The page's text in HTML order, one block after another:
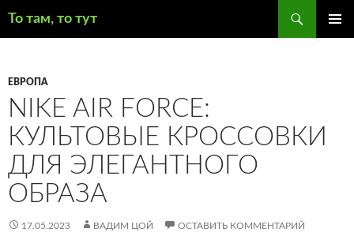
То там, то тут
ЕВРОПА
NIKE AIR FORCE:
КУЛЬТОВЫЕ КРОССОВКИ
ДЛЯ ЭЛЕГАНТНОГО
ОБРАЗА
17.05.2023 ВАДИМ ЦОЙ ОСТАВИТЬ КОММЕНТАРИЙ